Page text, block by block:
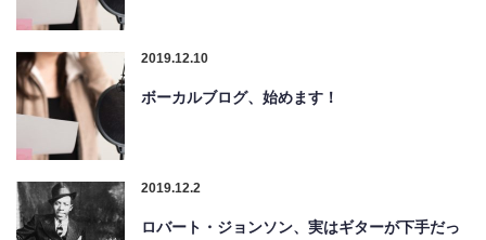
2019.12.10
ボーカルブログ、始めます！
2019.12.2
ロバート・ジョンソン、実はギターが下手だっ